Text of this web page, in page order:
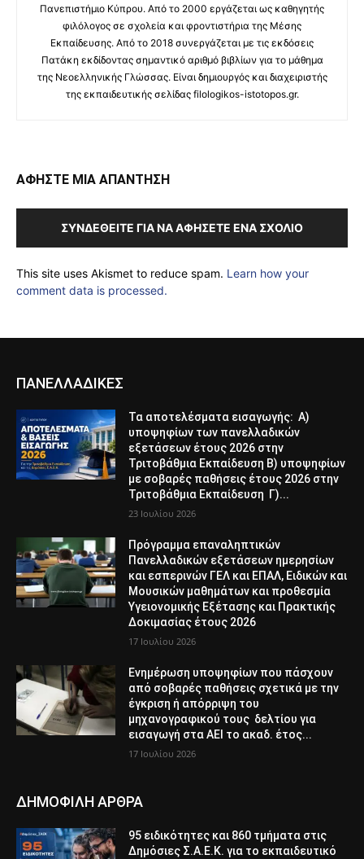
Πανεπιστήμιο Κύπρου. Από το 2000 εργάζεται ως καθηγητής
φιλόλογος σε σχολεία και φροντιστήρια της Μέσης
Εκπαίδευσης. Από το 2018 συνεργάζεται με τις εκδόσεις
Πατάκη εκδίδοντας σημαντικό αριθμό βιβλίων για το μάθημα
της Νεοελληνικής Γλώσσας. Είναι δημιουργός και διαχειριστής
της εκπαιδευτικής σελίδας filologikos-istotopos.gr.
ΑΦΗΣΤΕ ΜΙΑ ΑΠΑΝΤΗΣΗ
ΣΥΝΔΕΘΕΊΤΕ ΓΙΑ ΝΑ ΑΦΉΣΕΤΕ ΈΝΑ ΣΧΌΛΙΟ
This site uses Akismet to reduce spam. Learn how your
comment data is processed.
ΠΑΝΕΛΛΑΔΙΚΕΣ
Τα αποτελέσματα εισαγωγής: Α)
υποψηφίων των πανελλαδικών
εξετάσεων έτους 2026 στην
Τριτοβάθμια Εκπαίδευση Β) υποψηφίων
με σοβαρές παθήσεις έτους 2026 στην
Τριτοβάθμια Εκπαίδευση Γ)...
23 Ιουλίου 2026
Πρόγραμμα επαναληπτικών
Πανελλαδικών εξετάσεων ημερησίων
και εσπερινών ΓΕΛ και ΕΠΑΛ, Ειδικών και
Μουσικών μαθημάτων και προθεσμία
Υγειονομικής Εξέτασης και Πρακτικής
Δοκιμασίας έτους 2026
17 Ιουλίου 2026
Ενημέρωση υποψηφίων που πάσχουν
από σοβαρές παθήσεις σχετικά με την
έγκριση ή απόρριψη του
μηχανογραφικού τους δελτίου για
εισαγωγή στα ΑΕΙ το ακαδ. έτος...
17 Ιουλίου 2026
ΔΗΜΟΦΙΛΗ ΑΡΘΡΑ
95 ειδικότητες και 860 τμήματα στις
Δημόσιες Σ.Α.Ε.Κ. για το εκπαιδευτικό